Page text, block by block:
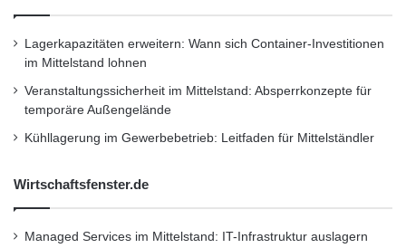
Lagerkapazitäten erweitern: Wann sich Container-Investitionen
im Mittelstand lohnen
Veranstaltungssicherheit im Mittelstand: Absperrkonzepte für
temporäre Außengelände
Kühllagerung im Gewerbebetrieb: Leitfaden für Mittelständler
Wirtschaftsfenster.de
Managed Services im Mittelstand: IT-Infrastruktur auslagern